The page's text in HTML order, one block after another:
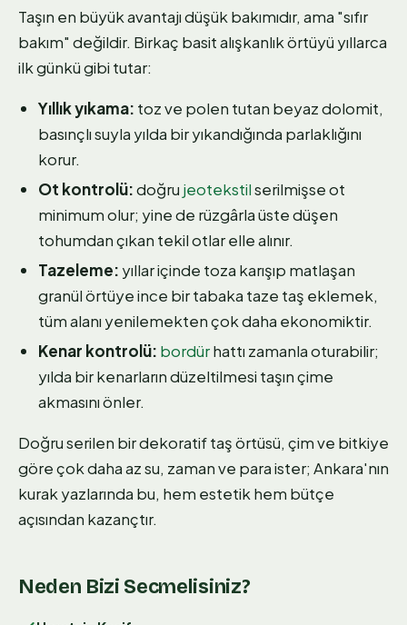
Taşın en büyük avantajı düşük bakımıdır, ama "sıfır
bakım" değildir. Birkaç basit alışkanlık örtüyü yıllarca
ilk günkü gibi tutar:
Yıllık yıkama: toz ve polen tutan beyaz dolomit,
basınçlı suyla yılda bir yıkandığında parlaklığını
korur.
Ot kontrolü:doğru jeotekstilserilmişse ot
minimum olur; yine de rüzgârla üste düşen
tohumdan çıkan tekil otlar elle alınır.
Tazeleme: yıllar içinde toza karışıp matlaşan
granül örtüye ince bir tabaka taze taş eklemek,
tüm alanı yenilemekten çok daha ekonomiktir.
Kenar kontrolü: bordürhattı zamanla oturabilir;
yılda bir kenarların düzeltilmesi taşın çime
akmasını önler.
Doğru serilen bir dekoratif taş örtüsü, çim ve bitkiye
göre çok daha az su, zaman ve para ister; Ankara'nın
kurak yazlarında bu, hem estetik hem bütçe
açısından kazançtır.
Neden Bizi Secmelisiniz?